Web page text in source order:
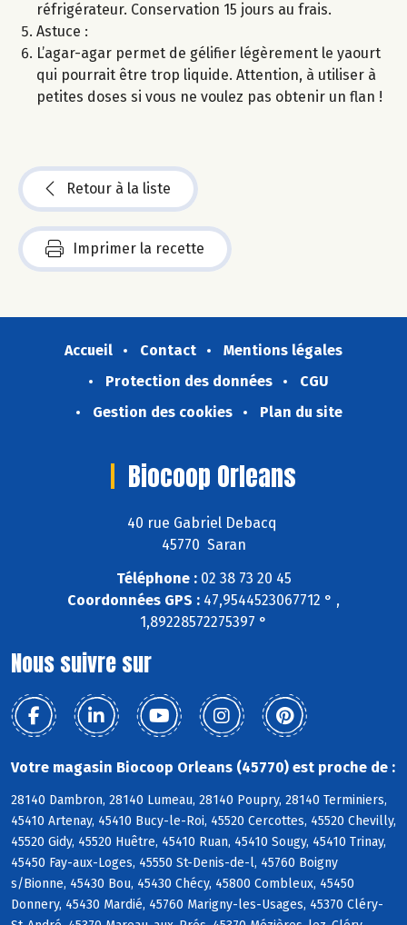
réfrigérateur. Conservation 15 jours au frais.
Astuce :
L’agar-agar permet de gélifier légèrement le yaourt
qui pourrait être trop liquide. Attention, à utiliser à
petites doses si vous ne voulez pas obtenir un flan !
Retour à la liste
Imprimer la recette
Accueil Contact
Mentions légales
Protection des données
CGU
Gestion des cookies
Plan du site
Biocoop Orleans
40 rue Gabriel Debacq
45770 Saran
Téléphone :02 38 73 20 45
Coordonnées GPS : 47,9544523067712 ° ,
1,89228572275397 °
Nous suivre sur
Votre magasin Biocoop Orleans (45770) est proche de :
28140 Dambron, 28140 Lumeau, 28140 Poupry, 28140 Terminiers,
45410 Artenay, 45410 Bucy-le-Roi, 45520 Cercottes, 45520 Chevilly,
45520 Gidy, 45520 Huêtre, 45410 Ruan, 45410 Sougy, 45410 Trinay,
45450 Fay-aux-Loges, 45550 St-Denis-de-l, 45760 Boigny
s/Bionne, 45430 Bou, 45430 Chécy, 45800 Combleux, 45450
Donnery, 45430 Mardié, 45760 Marigny-les-Usages, 45370 Cléry-